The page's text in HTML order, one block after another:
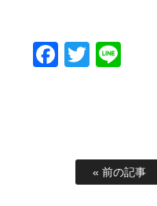
Facebook
Twitter
« 前の記事